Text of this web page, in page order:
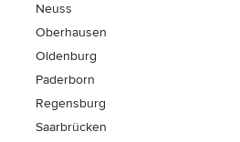
Neuss
Oberhausen
Oldenburg
Paderborn
Regensburg
Saarbrücken